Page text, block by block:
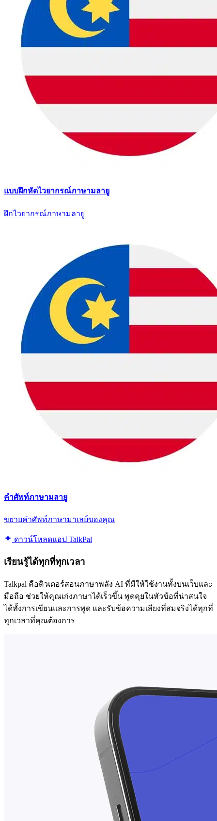
แบบฝึกหัดไวยากรณ์ภาษามลายู
ฝึกไวยากรณ์ภาษามลายู
คำศัพท์ภาษามลายู
ขยายคำศัพท์ภาษามาเลย์ของคุณ
ดาวน์โหลดแอป TalkPal
เรียนรู้ได้ทุกที่ทุกเวลา
Talkpal คือติวเตอร์สอนภาษาพลัง AI ที่มีให้ใช้งานทั้งบนเว็บและ
มือถือ ช่วยให้คุณเก่งภาษาได้เร็วขึ้น พูดคุยในหัวข้อที่น่าสนใจ
ได้ทั้งการเขียนและการพูด และรับข้อความเสียงที่สมจริงได้ทุกที่
ทุกเวลาที่คุณต้องการ